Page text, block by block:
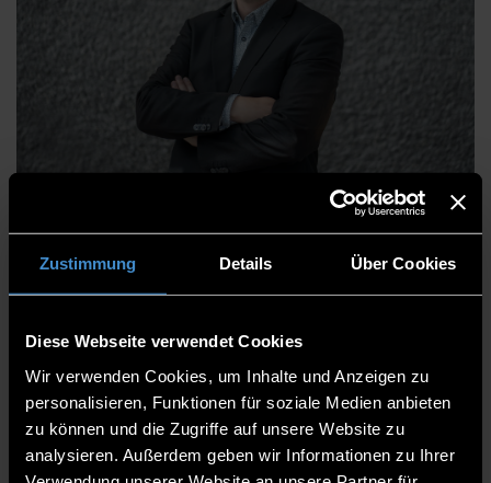
Zustimmung Details Über Cookies
Diese Webseite verwendet Cookies
Wir verwenden Cookies, um Inhalte und Anzeigen zu
personalisieren, Funktionen für soziale Medien anbieten
zu können und die Zugriffe auf unsere Website zu
analysieren. Außerdem geben wir Informationen zu Ihrer
Dipl.-Wirt.-Inf. Markus
Putnings
Bibliothek
Bibliothek DEG
Abteilungsleiter
Bibliotheksleiter